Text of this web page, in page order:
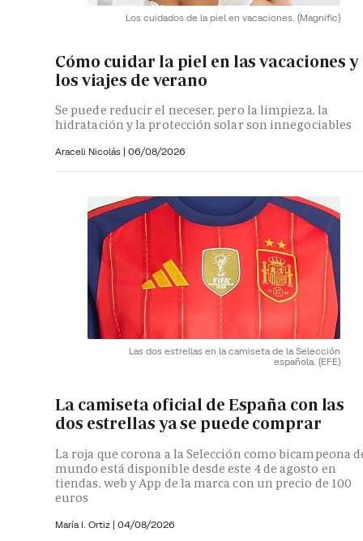
Los cuidados de la piel en vacaciones. (Magnific)
Cómo cuidar la piel en las vacaciones y
los viajes de verano
Se puede reducir el neceser, pero la limpieza, la
hidratación y la protección solar son innegociables
Araceli Nicolás | 06/08/2026
Las dos estrellas en la camiseta de la Selección
española. (EFE)
La camiseta oficial de España con las
dos estrellas ya se puede comprar
La roja que corona a la Selección como bicampeona
mundo está disponible desde este 4 de agosto en
tiendas, web y App de la marca con un precio de 100
euros
María I. Ortiz | 04/08/2026